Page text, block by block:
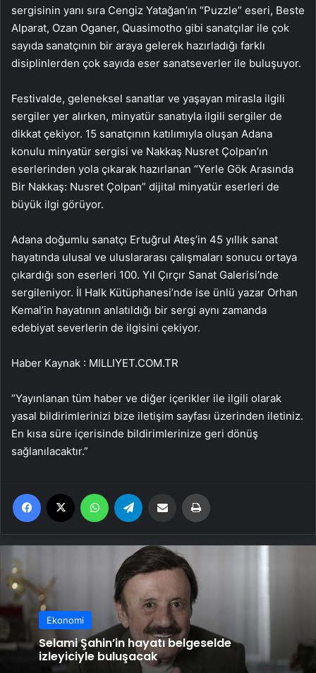
sergisinin yanı sıra Cengiz Yatağan’ın “Puzzle” eseri, Beste
Alparat, Ozan Oganer, Quasimotho gibi sanatçılar ile çok
sayıda sanatçının bir araya gelerek hazırladığı farklı
disiplinlerden çok sayıda eser sanatseverler ile buluşuyor.
Festivalde, geleneksel sanatlar ve yaşayan mirasla ilgili
sergiler yer alırken, minyatür sanatıyla ilgili sergiler de
dikkat çekiyor. 15 sanatçının katılımıyla oluşan Adana
konulu minyatür sergisi ve Nakkaş Nusret Çolpan’ın
eserlerinden yola çıkarak hazırlanan “Yerle Gök Arasında
Bir Nakkaş: Nusret Çolpan” dijital minyatür eserleri de
büyük ilgi görüyor.
Adana doğumlu sanatçı Ertuğrul Ateş’in 45 yıllık sanat
hayatında ulusal ve uluslararası çalışmaları sonucu ortaya
çıkardığı son eserleri 100. Yıl Çırçır Sanat Galerisi’nde
sergileniyor. İl Halk Kütüphanesi’nde ise ünlü yazar Orhan
Kemal’in hayatının anlatıldığı bir sergi aynı zamanda
edebiyat severlerin de ilgisini çekiyor.
Haber Kaynak : MILLIYET.COM.TR
“Yayınlanan tüm haber ve diğer içerikler ile ilgili olarak
yasal bildirimlerinizi bize iletişim sayfası üzerinden iletiniz.
En kısa süre içerisinde bildirimlerinize geri dönüş
sağlanılacaktır.”
Facebook WhatsApp Email'den paylaş
Ekonomi
Selami Şahin’in hayatı belgeselde
izleyiciyle buluşacak